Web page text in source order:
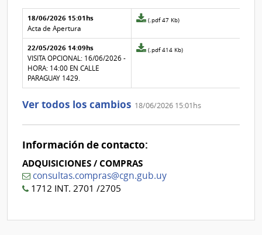
Aclaraciones del llamado
Fecha y
texto de
la
aclaración
Archivo
de la
aclaración
18/06/2026 15:01hs
Acta de Apertura
Archivo
de
la
(.pdf 47 Kb)
22/05/2026 14:09hs
VISITA OPCIONAL: 16/06/2026 -
HORA: 14:00 EN CALLE
PARAGUAY 1429.
Archivo
aclaración
0
(.pdf 414 Kb)
Ver todos los cambios 18/06/2026 15:01hs
Información de contacto:
ADQUISICIONES / COMPRAS
consultas.compras@cgn.gub.uy
1712 INT. 2701 /2705